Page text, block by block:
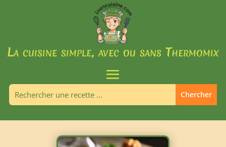
La cuisine simple, avec ou sans Thermomix